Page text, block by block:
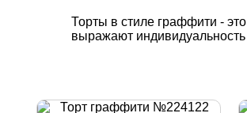
Торты в стиле граффити -
выражают